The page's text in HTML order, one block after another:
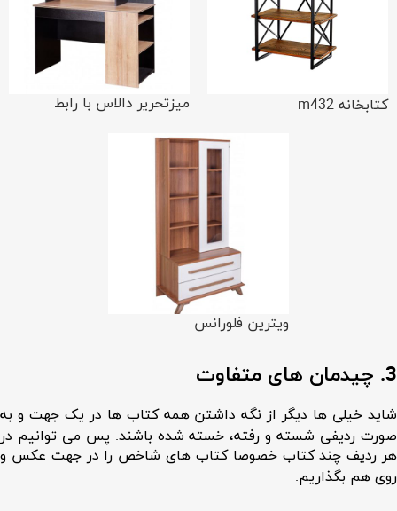
کتابخانه m432 میزتحریر دالاس با رابط
ویترین فلورانس
3. چیدمان های متفاوت
شاید خیلی ها دیگر از نگه داشتن همه کتاب ها در یک جهت و به
صورت ردیفی شسته و رفته، خسته شده باشند. پس می توانیم در
هر ردیف چند کتاب خصوصا کتاب های شاخص را در جهت عکس و
روی هم بگذاریم.